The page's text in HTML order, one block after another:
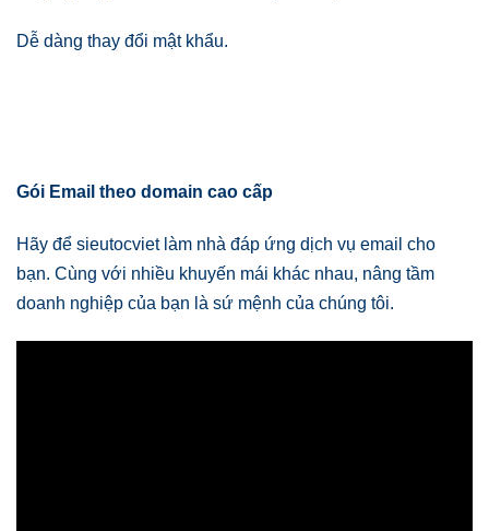
Dễ dàng thay đổi mật khẩu.
Gói Email theo domain cao cấp
Hãy để sieutocviet làm nhà đáp ứng dịch vụ email cho
bạn. Cùng với nhiều khuyến mái khác nhau, nâng tầm
doanh nghiệp của bạn là sứ mệnh của chúng tôi.